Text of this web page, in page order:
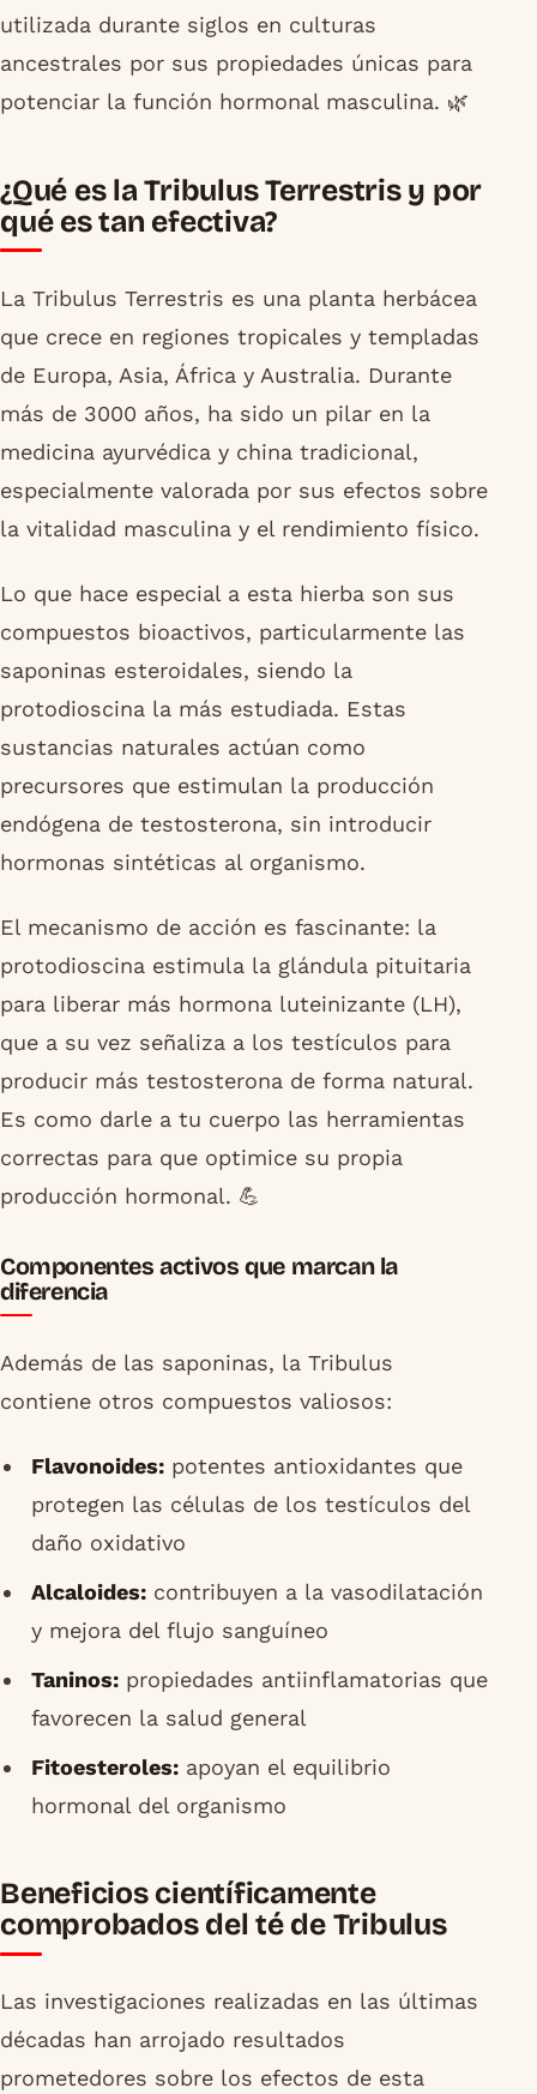
utilizada durante siglos en culturas
ancestrales por sus propiedades únicas para
potenciar la función hormonal masculina. 🌿
¿Qué es la Tribulus Terrestris y por
qué es tan efectiva?
La Tribulus Terrestris es una planta herbácea
que crece en regiones tropicales y templadas
de Europa, Asia, África y Australia. Durante
más de 3000 años, ha sido un pilar en la
medicina ayurvédica y china tradicional,
especialmente valorada por sus efectos sobre
la vitalidad masculina y el rendimiento físico.
Lo que hace especial a esta hierba son sus
compuestos bioactivos, particularmente las
saponinas esteroidales, siendo la
protodioscina la más estudiada. Estas
sustancias naturales actúan como
precursores que estimulan la producción
endógena de testosterona, sin introducir
hormonas sintéticas al organismo.
El mecanismo de acción es fascinante: la
protodioscina estimula la glándula pituitaria
para liberar más hormona luteinizante (LH),
que a su vez señaliza a los testículos para
producir más testosterona de forma natural.
Es como darle a tu cuerpo las herramientas
correctas para que optimice su propia
producción hormonal. 💪
Componentes activos que marcan la
diferencia
Además de las saponinas, la Tribulus
contiene otros compuestos valiosos:
Flavonoides:potentes antioxidantes que
protegen las células de los testículos del
daño oxidativo
Alcaloides:contribuyen a la vasodilatación
y mejora del flujo sanguíneo
Taninos:propiedades antiinflamatorias que
favorecen la salud general
Fitoesteroles:apoyan el equilibrio
hormonal del organismo
Beneficios científicamente
comprobados del té de Tribulus
Las investigaciones realizadas en las últimas
décadas han arrojado resultados
prometedores sobre los efectos de esta